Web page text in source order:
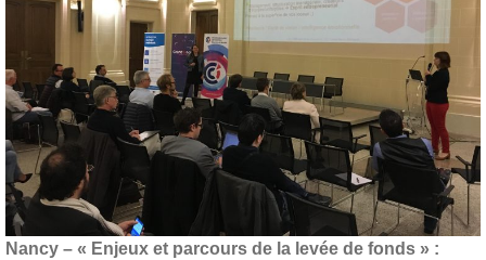
Nancy – « Enjeux et parcours de la levée de fonds » :